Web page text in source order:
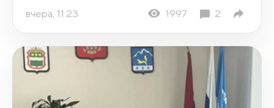
вчера, 11:23 1997 2